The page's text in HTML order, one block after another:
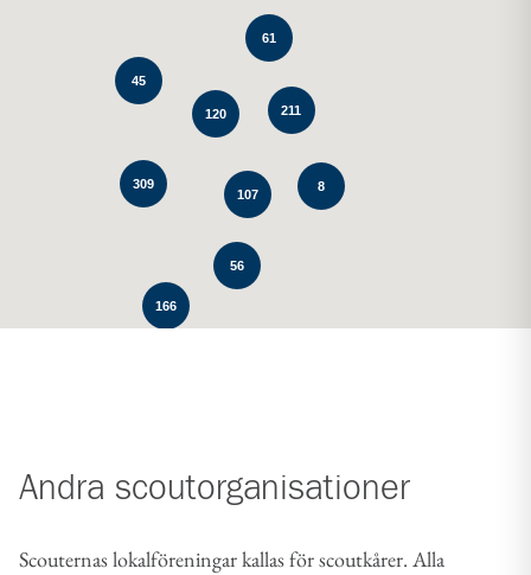
211
120
309
166
107
61
45
56
8
Andra scoutorganisationer
Scouternas lokalföreningar kallas för scoutkårer. Alla